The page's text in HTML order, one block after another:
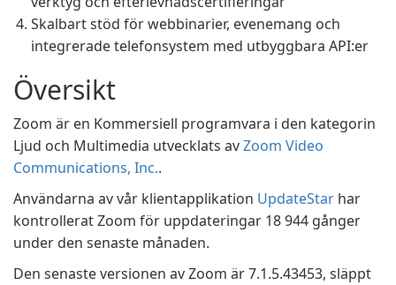
Skalbart stöd för webbinarier, evenemang och
integrerade telefonsystem med utbyggbara API:er
Översikt
Zoom är en Kommersiell programvara i den kategorin
Ljud och Multimedia utvecklats avZoom Video
Communications, Inc..
Användarna av vår klientapplikation UpdateStar har
kontrollerat Zoom för uppdateringar 18 944 gånger
under den senaste månaden.
Den senaste versionen av Zoom är 7.1.5.43453, släppt